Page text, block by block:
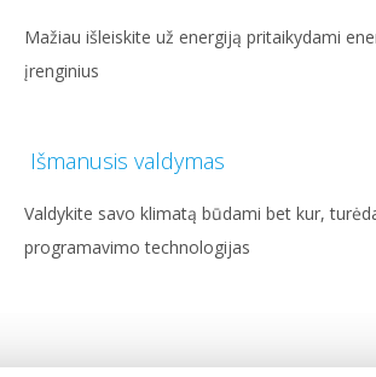
Mažiau išleiskite už energiją pritaikydami
įrenginius
Išmanusis valdymas
Valdykite savo klimatą būdami bet kur,
programavimo technologijas